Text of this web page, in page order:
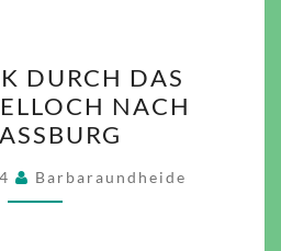
BLICK
DURCH
DAS
SCHLÜSSELLOCH
NACH
DURCH DAS
NACH
Barbaraundheide